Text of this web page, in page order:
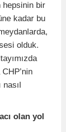
hepsinin bir
kadar bu
olduk.
olan yol